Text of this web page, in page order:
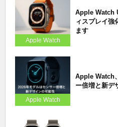
Apple Watch
Apple Watch
ィスプレイ強
ます
Apple Watch
Apple Watch
ー倍増と新デ